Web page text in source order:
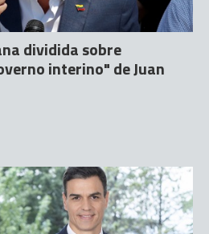
dividida sobre
interino" de Juan